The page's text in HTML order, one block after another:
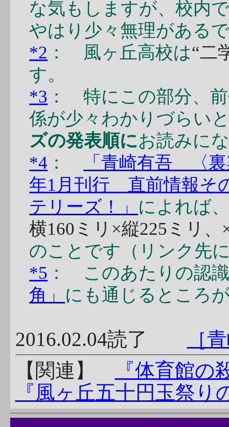
な気もしますが、校内
やはり少々無理がある
*2 ： 風ヶ丘高校は“二
す。
*3 ： 特にこの部分、
係が少々わかりづらい
ズの発表順にお読みに
*4 ：
「青崎有吾 〈
年1月刊行 直前情報そ
テリーズ！」 によれば
横160ミリ×縦225ミリ
のことです（リンク先
*5 ： このあたりの認
角」 にも通じるところ
2016.02.04読了
［
【関連】
『体育館の
『風ヶ丘五十円玉祭り